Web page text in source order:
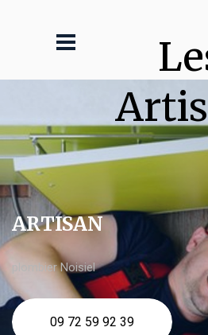
ARTISAN
plombier Noisiel
09 72 59 92 39